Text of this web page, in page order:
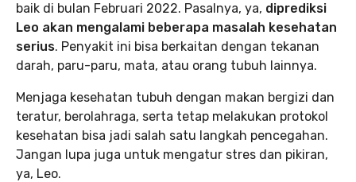
baik di bulan Februari 2022. Pasalnya, ya, diprediksi
Leo akan mengalami beberapa masalah kesehatan
serius. Penyakit ini bisa berkaitan dengan tekanan
darah, paru-paru, mata, atau orang tubuh lainnya.
Menjaga kesehatan tubuh dengan makan bergizi dan
teratur, berolahraga, serta tetap melakukan protokol
kesehatan bisa jadi salah satu langkah pencegahan.
Jangan lupa juga untuk mengatur stres dan pikiran,
ya, Leo.